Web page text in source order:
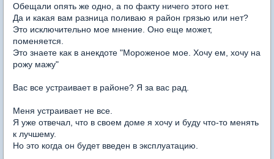
Обещали опять же одно, а по факту ничего этого нет.
Да и какая вам разница поливаю я район грязью или нет?
Это исключительно мое мнение. Оно еще может,
поменяется.
Это знаете как в анекдоте "Мороженое мое. Хочу ем, хочу на
рожу мажу"
Вас все устраивает в районе? Я за вас рад.
Меня устраивает не все.
Я уже отвечал, что в своем доме я хочу и буду что-то менять
к лучшему.
Но это когда он будет введен в эксплуатацию.